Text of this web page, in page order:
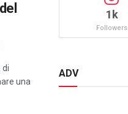
di
una
1k
Followers
ADV